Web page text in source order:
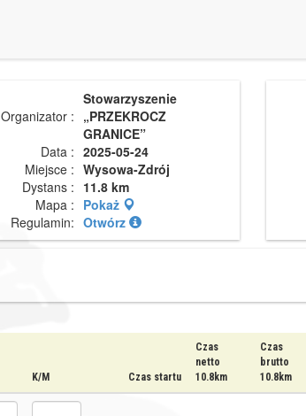
Organizator :
Stowarzyszenie
„PRZEKROCZ
GRANICE”
Data : 2025-05-24
Miejsce : Wysowa-Zdrój
Dystans : 11.8 km
Mapa : Pokaż
Regulamin: Otwórz
K/M Czas startu
Czas
netto
10.8km
Czas
brutto
10.8km